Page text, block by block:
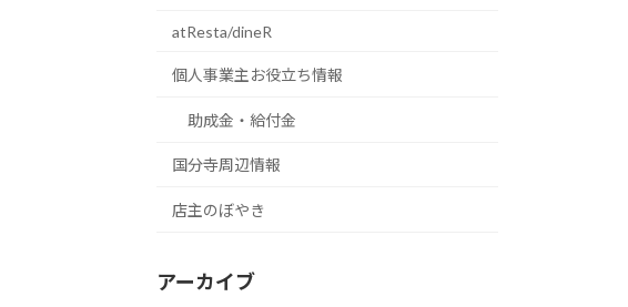
atResta/dineR
個人事業主お役立ち情報
助成金・給付金
国分寺周辺情報
店主のぼやき
アーカイブ